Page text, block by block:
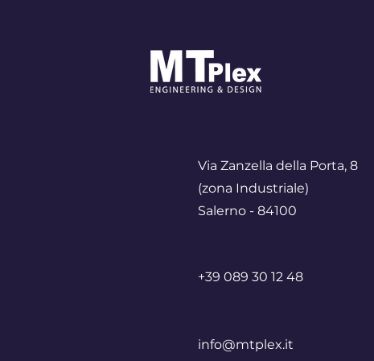
Via Zanzella della Porta, 8
(zona Industriale)
Salerno - 84100
+39 089 30 12 48
info@mtplex.it